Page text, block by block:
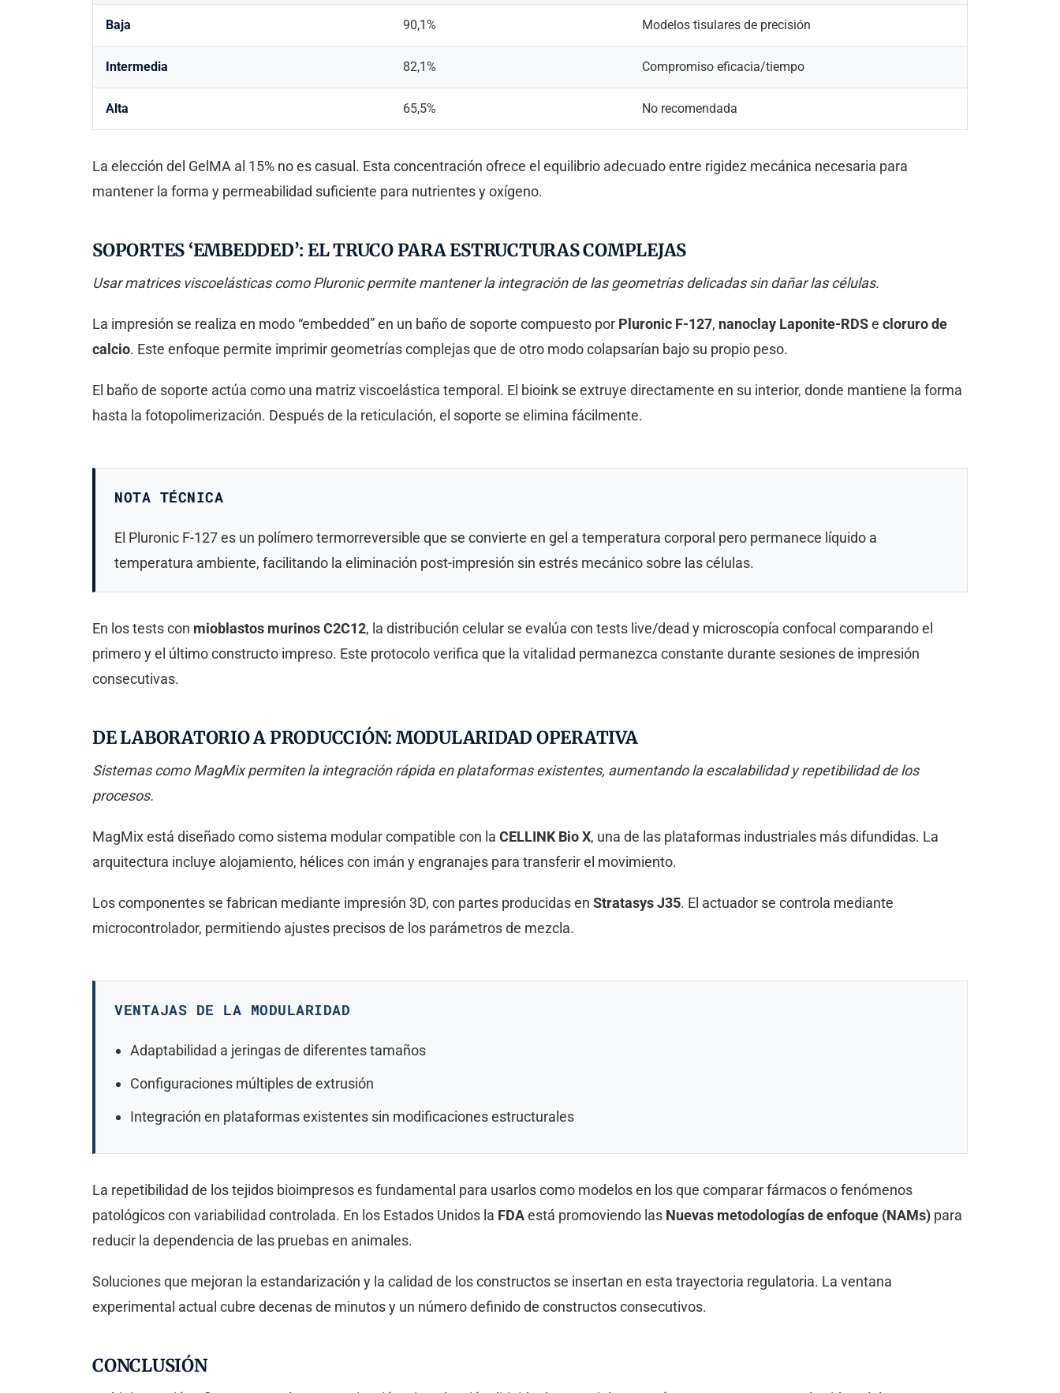
Baja 90,1% Modelos tisulares de precisión
Intermedia 82,1% Compromiso eficacia/tiempo
Alta 65,5% No recomendada
La elección del GelMA al 15% no es casual. Esta concentración ofrece el equilibrio adecuado entre rigidez mecánica necesaria para
mantener la forma y permeabilidad suficiente para nutrientes y oxígeno.
SOPORTES ‘EMBEDDED’: EL TRUCO PARA ESTRUCTURAS COMPLEJAS
Usar matrices viscoelásticas como Pluronic permite mantener la integración de las geometrías delicadas sin dañar las células.
La impresión se realiza en modo “embedded” en un baño de soporte compuesto por Pluronic F-127, nanoclay Laponite-RDSe cloruro de
calcio. Este enfoque permite imprimir geometrías complejas que de otro modo colapsarían bajo su propio peso.
El baño de soporte actúa como una matriz viscoelástica temporal. El bioink se extruye directamente en su interior, donde mantiene la forma
hasta la fotopolimerización. Después de la reticulación, el soporte se elimina fácilmente.
NOTA TÉCNICA
El Pluronic F-127 es un polímero termorreversible que se convierte en gel a temperatura corporal pero permanece líquido a
temperatura ambiente, facilitando la eliminación post-impresión sin estrés mecánico sobre las células.
En los tests con mioblastos murinos C2C12, la distribución celular se evalúa con tests live/dead y microscopía confocal comparando el
primero y el último constructo impreso. Este protocolo verifica que la vitalidad permanezca constante durante sesiones de impresión
consecutivas.
DE LABORATORIO A PRODUCCIÓN: MODULARIDAD OPERATIVA
Sistemas como MagMix permiten la integración rápida en plataformas existentes, aumentando la escalabilidad y repetibilidad de los
procesos.
MagMix está diseñado como sistema modular compatible con la CELLINK Bio X, una de las plataformas industriales más difundidas. La
arquitectura incluye alojamiento, hélices con imán y engranajes para transferir el movimiento.
Los componentes se fabrican mediante impresión 3D, con partes producidas en Stratasys J35. El actuador se controla mediante
microcontrolador, permitiendo ajustes precisos de los parámetros de mezcla.
VENTAJAS DE LA MODULARIDAD
Adaptabilidad a jeringas de diferentes tamaños
Configuraciones múltiples de extrusión
Integración en plataformas existentes sin modificaciones estructurales
La repetibilidad de los tejidos bioimpresos es fundamental para usarlos como modelos en los que comparar fármacos o fenómenos
patológicos con variabilidad controlada. En los Estados Unidos la FDAestá promoviendo las Nuevas metodologías de enfoque (NAMs) para
reducir la dependencia de las pruebas en animales.
Soluciones que mejoran la estandarización y la calidad de los constructos se insertan en esta trayectoria regulatoria. La ventana
experimental actual cubre decenas de minutos y un número definido de constructos consecutivos.
CONCLUSIÓN